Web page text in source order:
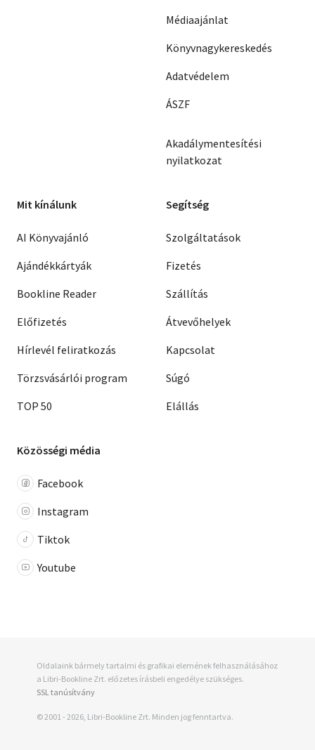
Médiaajánlat
Könyvnagykereskedés
Adatvédelem
ÁSZF
Akadálymentesítési
nyilatkozat
Mit kínálunk
AI Könyvajánló
Ajándékkártyák
Bookline Reader
Előfizetés
Hírlevél feliratkozás
Törzsvásárlói program
TOP 50
Segítség
Szolgáltatások
Fizetés
Szállítás
Átvevőhelyek
Kapcsolat
Súgó
Elállás
Közösségi média
Facebook
Instagram
Tiktok
Youtube
Oldalaink bármely tartalmi és grafikai elemének felhasználásához
a Libri-Bookline Zrt. előzetes írásbeli engedélye szükséges.
SSL tanúsítvány
© 2001 - 2026, Libri-Bookline Zrt. Minden jog fenntartva.